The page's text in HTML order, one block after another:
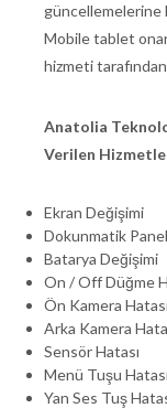
güncellemelerine
Mobile tablet
hizmeti
Anatolia
Verilen
Ekran Değişimi
Dokunmatik
Batarya Değişimi
On / Off Düğme
Ön Kamera Hatası
Arka Kamera
Sensör Hatası
Menü Tuşu Hatası
Yan Ses Tuş